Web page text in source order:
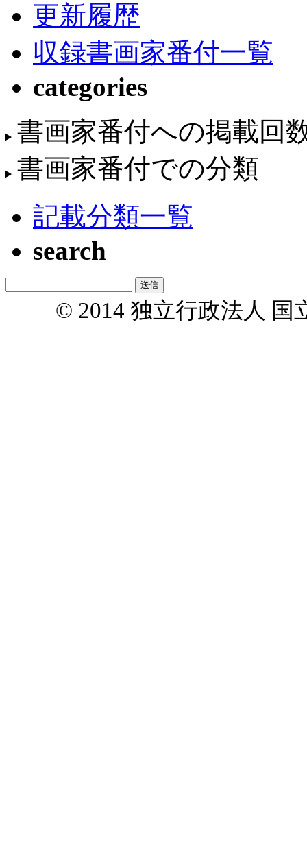
更新履歴
収録書画家番付一覧
categories
書画家番付への掲載回
書画家番付での分類
記載分類一覧
search
© 2014 独立行政法人 国